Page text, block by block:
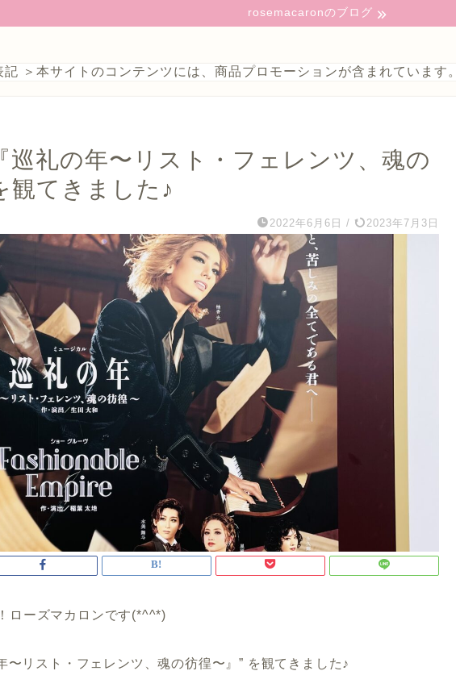
rosemacaronのブログ
＞本サイトのコンテンツには、商品プロモーションが含まれています。
巡礼の年〜リスト・フェレンツ、魂の
観てきました♪
2022年6月6日 / 2023年7月3日
ローズマカロンです(*^^*)
〜リスト・フェレンツ、魂の彷徨〜』” を観てきました♪